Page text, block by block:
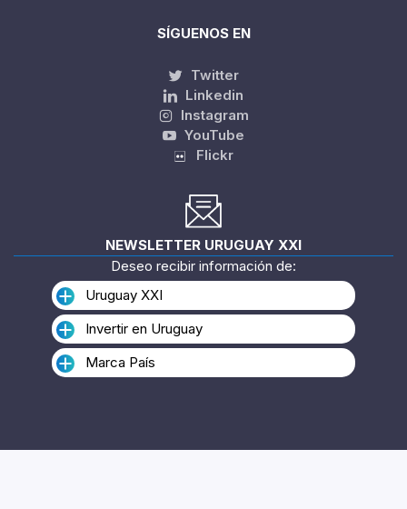
SÍGUENOS EN
Twitter
Linkedin
Instagram
YouTube
Flickr
NEWSLETTER URUGUAY XXI
Deseo recibir información de:
Uruguay XXI
Invertir en Uruguay
Marca País